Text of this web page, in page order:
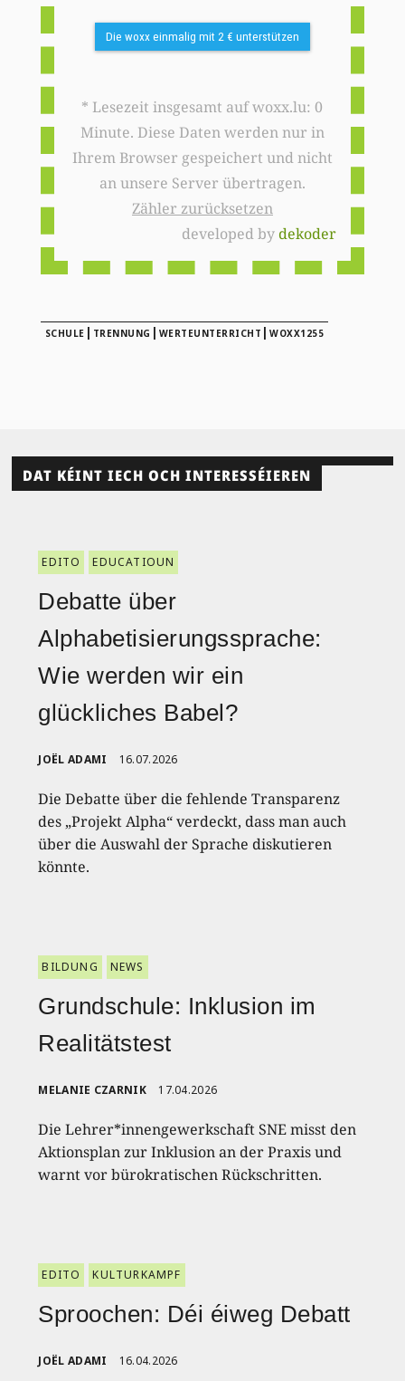
Die woxx einmalig mit 2 € unterstützen
* Lesezeit insgesamt auf woxx.lu: 0
Minute. Diese Daten werden nur in
Ihrem Browser gespeichert und nicht
an unsere Server übertragen.
Zähler zurücksetzen
developed bydekoder
SCHULE | TRENNUNG | WERTEUNTERRICHT |WOXX1255
DAT KÉINT IECH OCH INTERESSÉIEREN
EDITO EDUCATIOUN
Debatte über
Alphabetisierungssprache:
Wie werden wir ein
glückliches Babel?
JOËL ADAMI 16.07.2026
Die Debatte über die fehlende Transparenz
des „Projekt Alpha“ verdeckt, dass man auch
über die Auswahl der Sprache diskutieren
könnte.
BILDUNG NEWS
Grundschule: Inklusion im
Realitätstest
MELANIE CZARNIK 17.04.2026
Die Lehrer*innengewerkschaft SNE misst den
Aktionsplan zur Inklusion an der Praxis und
warnt vor bürokratischen Rückschritten.
EDITO KULTURKAMPF
Sproochen: Déi éiweg Debatt
JOËL ADAMI 16.04.2026